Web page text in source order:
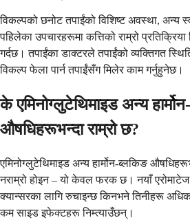
विकल्पको छनोट तपाईंको विशिष्ट अवस्था, अन्य
पहिलेका उपचारहरूमा कत्तिको राम्रो प्रतिक्रिया
गर्दछ। तपाईंका डाक्टरले तपाईंको व्यक्तिगत
विकल्प फेला पार्न तपाईंसँग मिलेर काम गर्नुहुनेछ।
के एमिनोग्लुटेथिमाइड अन्य
औषधिहरूभन्दा राम्रो छ?
एमिनोग्लुटेथिमाइड अन्य हार्मोन-ब्लकिङ
नराम्रो होइन – यो केवल फरक छ। नयाँ
क्यान्सरका लागि रुचाइन्छ किनभने तिनीहरू
कम साइड इफेक्टहरू निम्त्याउँछन्।